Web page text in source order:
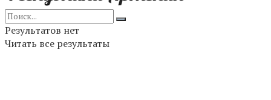
Результатов нет
Читать все результаты